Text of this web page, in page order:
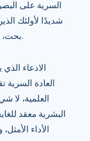
السرية على
شديدًا لأولئك
بحت، في هذه الفئة من الألعاب الجنسية.
الادعاء
العادة
العلمية، لا
البشرية معقد
الأداء